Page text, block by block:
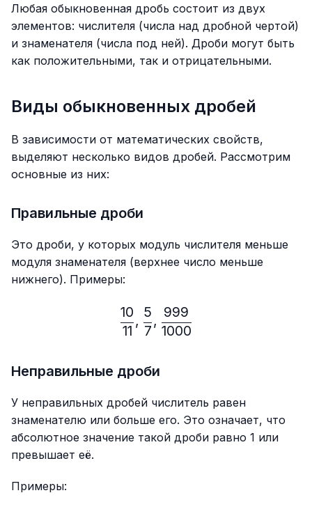
Любая обыкновенная дробь состоит из двух
элементов: числителя (числа над дробной чертой)
и знаменателя (числа под ней). Дроби могут быть
как положительными, так и отрицательными.
Виды обыкновенных дробей
В зависимости от математических свойств,
выделяют несколько видов дробей. Рассмотрим
основные из них:
Правильные дроби
Это дроби, у которых модуль числителя меньше
модуля знаменателя (верхнее число меньше
нижнего). Примеры:
11
10
,
7
5
,
1000
999
Неправильные дроби
У неправильных дробей числитель равен
знаменателю или больше его. Это означает, что
абсолютное значение такой дроби равно 1 или
превышает её.
Примеры: